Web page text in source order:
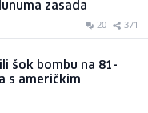
zasada
20 371
šok bombu na 81-
s američkim